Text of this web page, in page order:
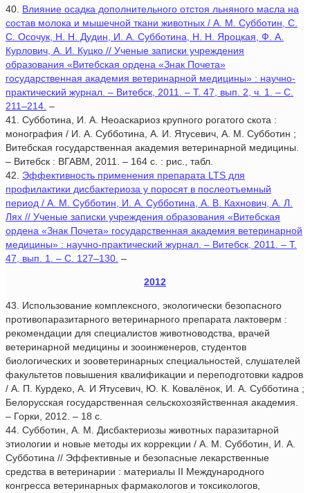
40. Влияние осадка дополнительного отстоя льняного масла на
состав молока и мышечной ткани животных / А. М. Субботин, С.
С. Осочук, Н. Н. Дудин, И. А. Субботина, Н. Н. Яроцкая, Ф. А.
Курлович, А. И. Куцко // Ученые записки учреждения
образования «Витебская ордена «Знак Почета»
государственная академия ветеринарной медицины» : научно-
практический журнал. – Витебск, 2011. – Т. 47, вып. 2, ч. 1. – С.
211–214. –
41. Субботина, И. А. Неоаскариоз крупного рогатого скота :
монография / И. А. Субботина, А. И. Ятусевич, А. М. Субботин ;
Витебская государственная академия ветеринарной медицины.
– Витебск : ВГАВМ, 2011. – 164 с. : рис., табл.
42. Эффективность применения препарата LTS для
профилактики дисбактериоза у поросят в послеотъемный
период / А. М. Субботин, И. А. Субботина, А. В. Кахнович, А. Л.
Лях // Ученые записки учреждения образования «Витебская
ордена «Знак Почета» государственная академия ветеринарной
медицины» : научно-практический журнал. – Витебск, 2011. – Т.
47, вып. 1. – С. 127–130. –
2012
43. Использование комплексного, экологически безопасного
противопаразитарного ветеринарного препарата лактоверм :
рекомендации для специалистов животноводства, врачей
ветеринарной медицины и зооинженеров, студентов
биологических и зооветеринарных специальностей, слушателей
факультетов повышения квалификации и переподготовки кадров
/ А. П. Курдеко, А. И Ятусевич, Ю. К. Ковалёнок, И. А. Субботина ;
Белорусская государственная сельскохозяйственная академия.
– Горки, 2012. – 18 с.
44. Субботин, А. М. Дисбактериозы животных паразитарной
этиологии и новые методы их коррекции / А. М. Субботин, И. А.
Субботина // Эффективные и безопасные лекарственные
средства в ветеринарии : материалы II Международного
конгресса ветеринарных фармакологов и токсикологов,